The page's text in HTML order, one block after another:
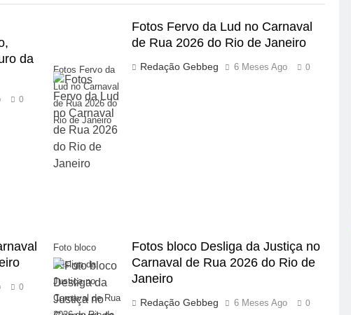
da
0
Fotos Fervo da
Lud no Carnaval
de Rua 2026 do
Rio de Janeiro
Fotos Fervo da Lud no Carnaval
de Rua 2026 do Rio de Janeiro
Redação Gebbeg 6 Meses Ago 0
0
Foto bloco
Desliga da
Justiça no
Carnaval de Rua
Fotos bloco Desliga da Justiça no
Carnaval de Rua 2026 do Rio de
Janeiro
Redação Gebbeg 6 Meses Ago 0